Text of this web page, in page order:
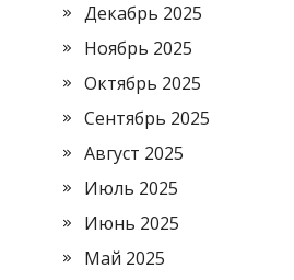
Декабрь 2025
Ноябрь 2025
Октябрь 2025
Сентябрь 2025
Август 2025
Июль 2025
Июнь 2025
Май 2025